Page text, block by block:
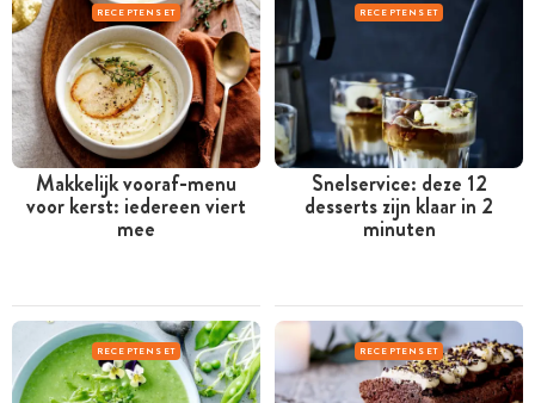
RECEPTENSET
Makkelijk vooraf-menu
voor kerst: iedereen viert
mee
RECEPTENSET
Snelservice: deze 12
desserts zijn klaar in 2
minuten
RECEPTENSET RECEPTENSET